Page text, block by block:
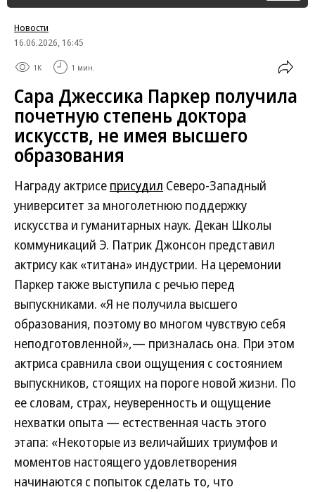
Новости
16.06.2026, 16:45
1K 1 мин.
Сара Джессика Паркер получила
почетную степень доктора
искусств, не имея высшего
образования
Награду актрисе присудил Северо-Западный
университет за многолетнюю поддержку
искусства и гуманитарных наук. Декан Школы
коммуникаций Э. Патрик Джонсон представил
актрису как «титана» индустрии. На церемонии
Паркер также выступила с речью перед
выпускниками. «Я не получила высшего
образования, поэтому во многом чувствую себя
неподготовленной»,— призналась она. При этом
актриса сравнила свои ощущения с состоянием
выпускников, стоящих на пороге новой жизни. По
ее словам, страх, неуверенность и ощущение
нехватки опыта — естественная часть этого
этапа: «Некоторые из величайших триумфов и
моментов настоящего удовлетворения
начинаются с попыток сделать то, что